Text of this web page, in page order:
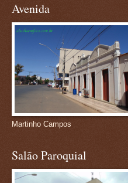
Avenida
Martinho Campos
Salão Paroquial